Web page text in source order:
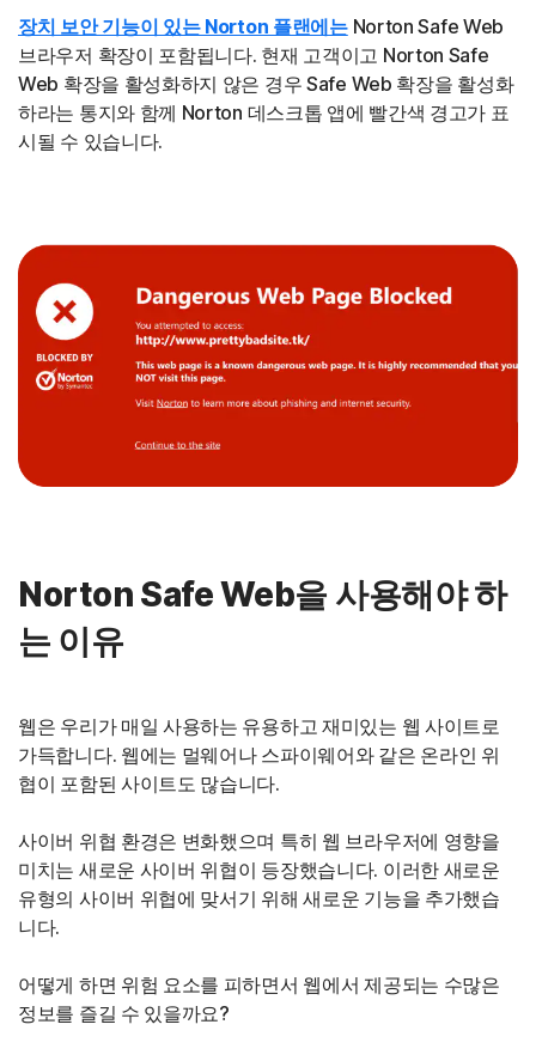
장치 보안 기능이 있는 Norton 플랜에는Norton Safe Web
브라우저 확장이 포함됩니다. 현재 고객이고 Norton Safe
Web 확장을 활성화하지 않은 경우 Safe Web 확장을 활성화
하라는 통지와 함께 Norton 데스크톱 앱에 빨간색 경고가 표
시될 수 있습니다.
Norton Safe Web을 사용해야 하
는 이유
웹은 우리가 매일 사용하는 유용하고 재미있는 웹 사이트로
가득합니다. 웹에는 멀웨어나 스파이웨어와 같은 온라인 위
협이 포함된 사이트도 많습니다.
사이버 위협 환경은 변화했으며 특히 웹 브라우저에 영향을
미치는 새로운 사이버 위협이 등장했습니다. 이러한 새로운
유형의 사이버 위협에 맞서기 위해 새로운 기능을 추가했습
니다.
어떻게 하면 위험 요소를 피하면서 웹에서 제공되는 수많은
정보를 즐길 수 있을까요?